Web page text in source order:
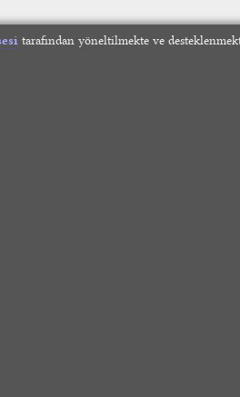
tarafından yöneltilmekte ve